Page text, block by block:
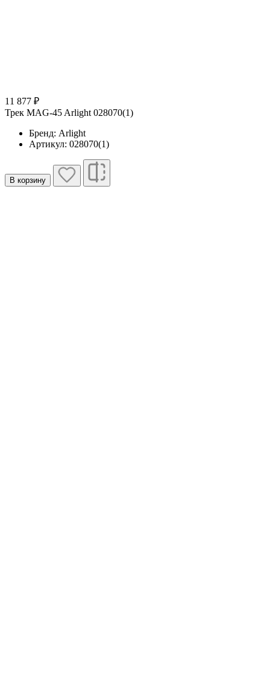
11 877 ₽
Трек MAG-45 Arlight 028070(1)
Бренд: Arlight
Артикул: 028070(1)
В корзину